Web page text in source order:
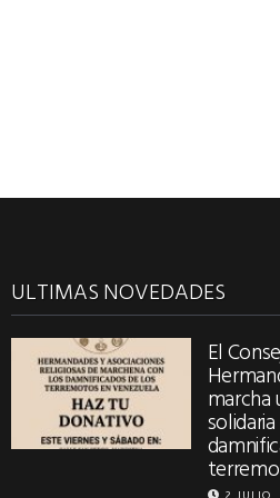
ULTIMAS NOVEDADES
El
marcha